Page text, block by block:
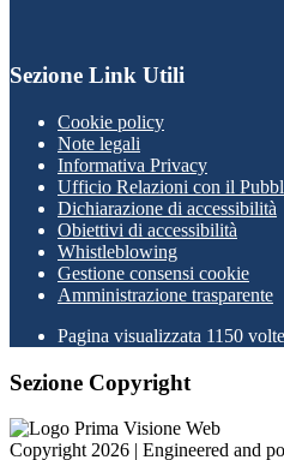
Sezione Link Utili
Cookie policy
Note legali
Informativa Privacy
Ufficio Relazioni con il
Dichiarazione di accessibilità
Obiettivi di accessibilità
Whistleblowing
Gestione consensi cookie
Amministrazione trasparente
Pagina visualizzata 1150 volte
Sezione Copyright
Copyright 2026 | Engineered and